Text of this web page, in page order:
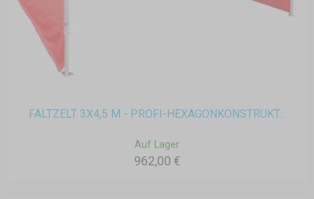
FALTZELT 3X4,5 M - PROFI-HEXAGONKONSTRUKT...
Auf Lager
962,00 €